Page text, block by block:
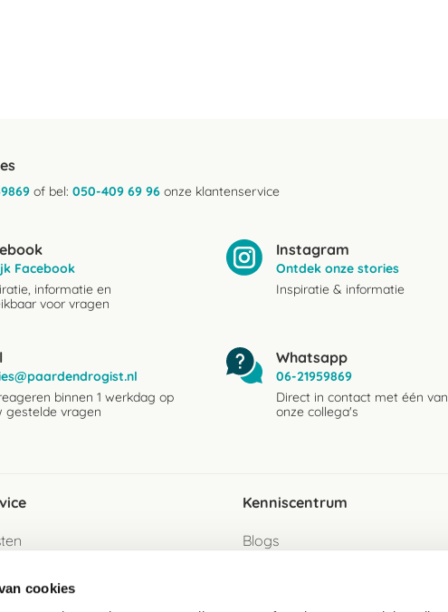
cookies
of bel: 050-409 69 96 onze klantenservice
Facebook
informatie en
voor vragen
Instagram
Ontdek onze stories
Inspiratie & informatie
binnen 1 werkdag op
gestelde vragen
Whatsapp
06-21959869
Direct in contact met één van
onze collega's
Kenniscentrum
Blogs